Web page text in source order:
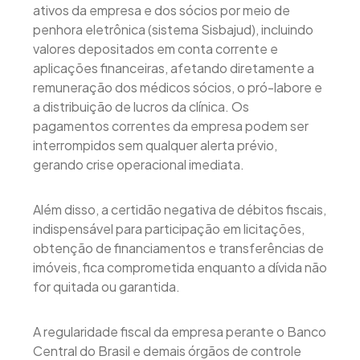
ativos da empresa e dos sócios por meio de
penhora eletrônica (sistema Sisbajud), incluindo
valores depositados em conta corrente e
aplicações financeiras, afetando diretamente a
remuneração dos médicos sócios, o pró-labore e
a distribuição de lucros da clínica. Os
pagamentos correntes da empresa podem ser
interrompidos sem qualquer alerta prévio,
gerando crise operacional imediata.
Além disso, a certidão negativa de débitos fiscais,
indispensável para participação em licitações,
obtenção de financiamentos e transferências de
imóveis, fica comprometida enquanto a dívida não
for quitada ou garantida.
A regularidade fiscal da empresa perante o Banco
Central do Brasil e demais órgãos de controle